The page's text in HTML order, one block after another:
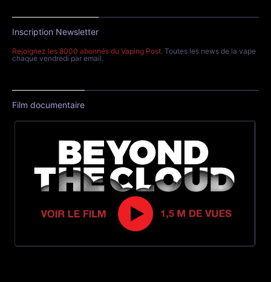
Inscription Newsletter
Rejoignez les 8000 abonnés du Vaping Post. Toutes les news de la vape
chaque vendredi par email.
Film documentaire